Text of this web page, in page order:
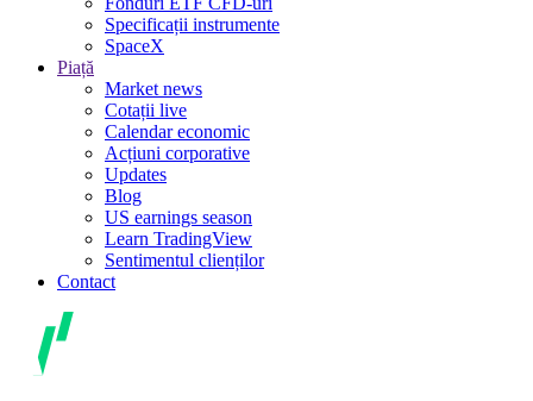
Specificații instrumente
SpaceX
Piață
Market news
Cotații live
Calendar economic
Acțiuni corporative
Updates
Blog
US earnings season
Learn TradingView
Sentimentul clienților
Contact